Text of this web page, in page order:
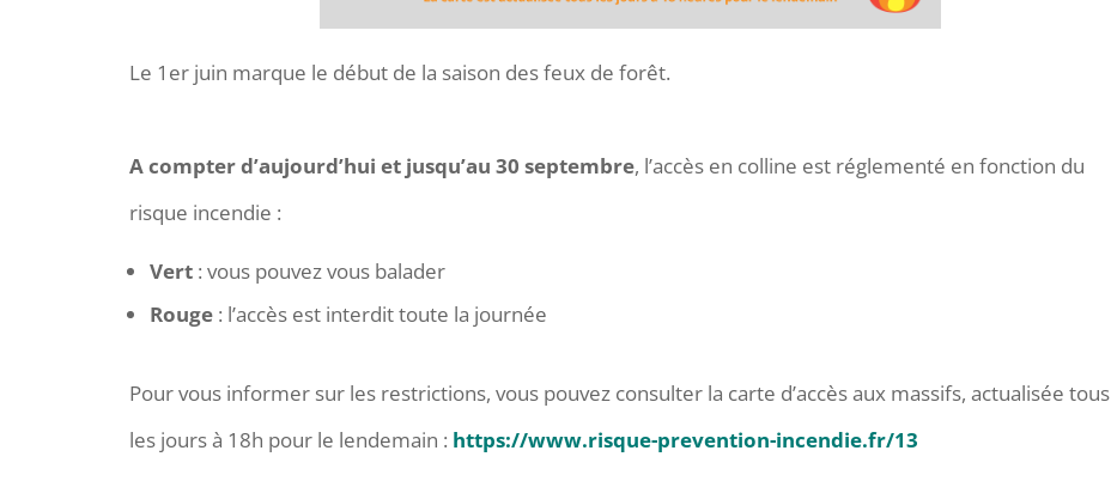
Le 1er juin marque le début de la saison des feux de forêt.
A compter d’aujourd’hui et jusqu’au 30 septembre, l’accès en colline est réglementé en fonction du
risque incendie :
Vert : vous pouvez vous balader
Rouge : l’accès est interdit toute la journée
Pour vous informer sur les restrictions, vous pouvez consulter la carte d’accès aux massifs, actualisée tous
les jours à 18h pour le lendemain : https://www.risque-prevention-incendie.fr/13